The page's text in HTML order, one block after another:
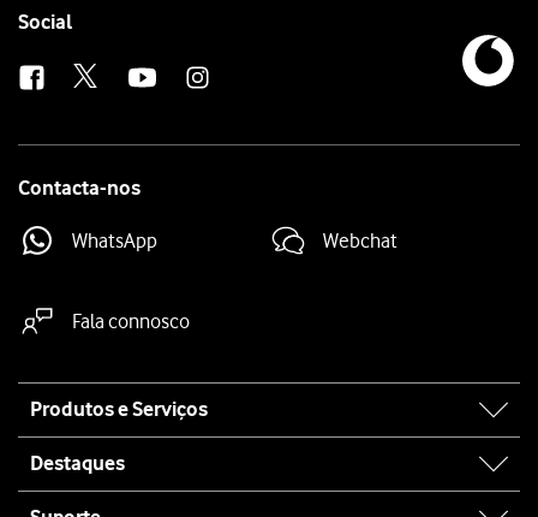
Follow
Social
Contacta-nos
WhatsApp Webchat
Fala connosco
map
Produtos e Serviços
Destaques